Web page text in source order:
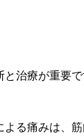
治療が重要
る痛みは